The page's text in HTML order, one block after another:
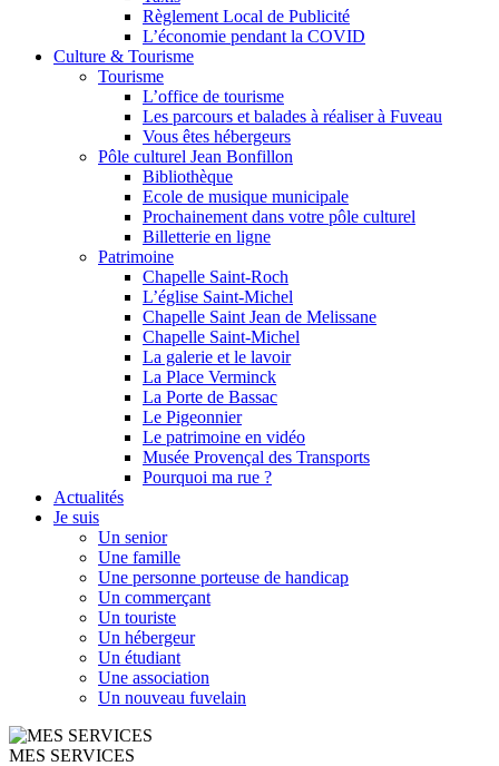
Règlement Local de Publicité
L’économie pendant la COVID
Culture & Tourisme
Tourisme
L’office de tourisme
Les parcours et balades à réaliser à Fuveau
Vous êtes hébergeurs
Pôle culturel Jean Bonfillon
Bibliothèque
Ecole de musique municipale
Prochainement dans votre pôle culturel
Billetterie en ligne
Patrimoine
Chapelle Saint-Roch
L’église Saint-Michel
Chapelle Saint Jean de Melissane
Chapelle Saint-Michel
La galerie et le lavoir
La Place Verminck
La Porte de Bassac
Le Pigeonnier
Le patrimoine en vidéo
Musée Provençal des Transports
Pourquoi ma rue ?
Actualités
Je suis
Un senior
Une famille
Une personne porteuse de handicap
Un commerçant
Un touriste
Un hébergeur
Un étudiant
Une association
Un nouveau fuvelain
MES SERVICES